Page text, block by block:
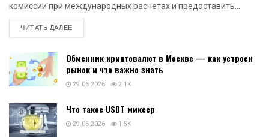
комиссии при международных расчетах и предоставить...
ЧИТАТЬ ДАЛЕЕDETAILS
Обменник криптовалют в Москве — как устроен
рынок и что важно знать
29.06.2026 2.1K
Что такое USDT миксер
29.06.2026 1.5K